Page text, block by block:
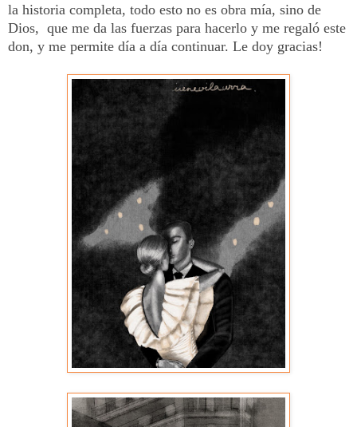
la historia completa, todo esto no es obra mía, sino de
Dios, que me da las fuerzas para hacerlo y me regaló este
don, y me permite día a día continuar. Le doy gracias!